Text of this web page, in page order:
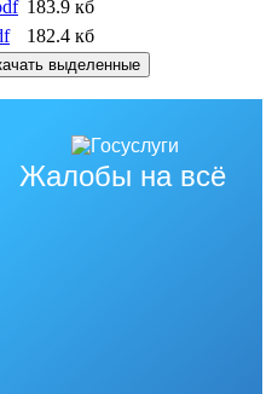
183.9 кб
182.4 кб
выделенные
Жалобы на всё